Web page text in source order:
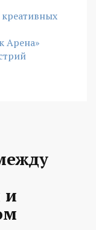
Арена»
и